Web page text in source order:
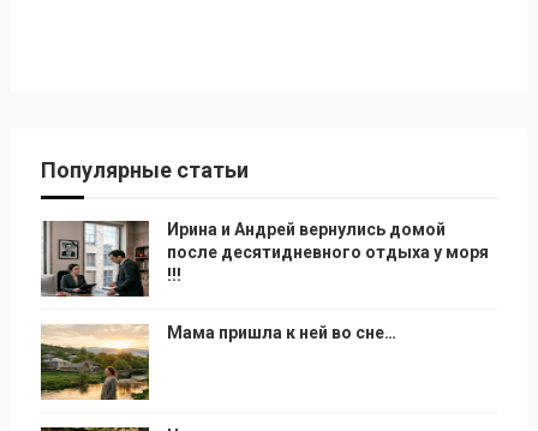
Популярные статьи
Ирина и Андрей вернулись домой
после десятидневного отдыха у моря
!!!
Мама пришла к ней во сне…